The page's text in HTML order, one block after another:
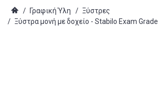
/ Γραφική Ύλη / Ξύστρες
/ Ξύστρα μονή με δοχείο - Stabilo Exam Grade